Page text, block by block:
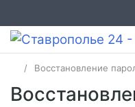
Восстановление